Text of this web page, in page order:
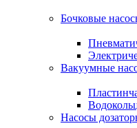
Бочковые
Вакуумные
Насосы